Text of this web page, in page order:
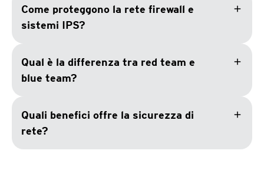
Come proteggono la rete firewall e
sistemi IPS?
add
Qual è la differenza tra red team e
blue team?
add
Quali benefici offre la sicurezza di
rete?
add